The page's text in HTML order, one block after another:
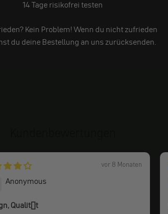
14 Tage risikofrei testen
Kein Problem! Wenn du nicht zufrieden
du deine Bestellung an uns zurücksenden.
vor 8 Monaten
Anonymous
Design, Qualit�t